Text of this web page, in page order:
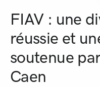
FIAV : une
réussie et
soutenue
Caen